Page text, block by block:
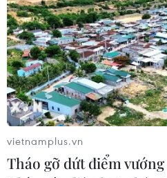
vietnamplus.vn
Tháo gỡ dứt điểm